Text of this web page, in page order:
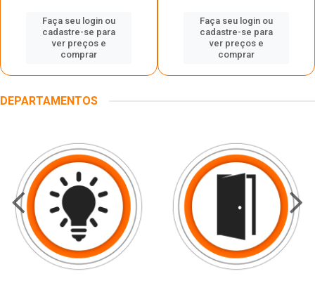
Faça seu login ou
cadastre-se para
ver preços e
comprar
Faça seu login ou
cadastre-se para
ver preços e
comprar
DEPARTAMENTOS